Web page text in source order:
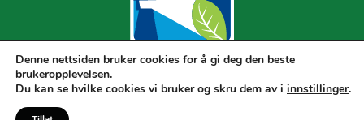
Denne nettsiden bruker cookies for å gi deg den beste
brukeropplevelsen.
Du kan se hvilke cookies vi bruker og skru dem av i innstillinger.